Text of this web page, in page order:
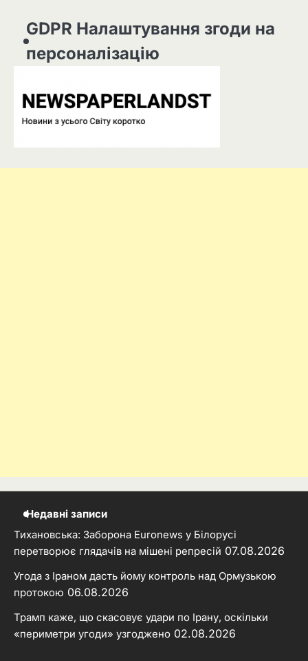
GDPR Налаштування згоди на
персоналізацію
Недавні записи
Тихановська: Заборона Euronews у Білорусі
перетворює глядачів на мішені репресій 07.08.2026
Угода з Іраном дасть йому контроль над Ормузькою
протокою 06.08.2026
Трамп каже, що скасовує удари по Ірану, оскільки
«периметри угоди» узгоджено 02.08.2026